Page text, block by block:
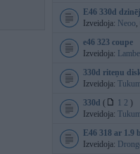
E46 330d
Izveidoja: Neoo,
e46 323 coupe
Izveidoja:
330d riteņu
Izveidoja:
330d ( 1 2 )
Izveidoja:
E46 318 ar 1.9
Izveidoja: